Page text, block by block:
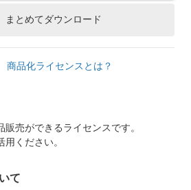
まとめてダウンロード
商品化ライセンスとは？
売ができるライセンスです。
ください。
て